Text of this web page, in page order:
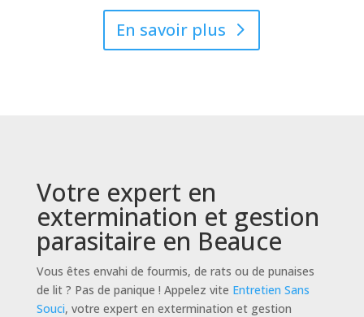
En savoir plus
Votre expert en
extermination et gestion
parasitaire en Beauce
Vous êtes envahi de fourmis, de rats ou de punaises
de lit ? Pas de panique ! Appelez vite Entretien Sans
Souci, votre expert en extermination et gestion